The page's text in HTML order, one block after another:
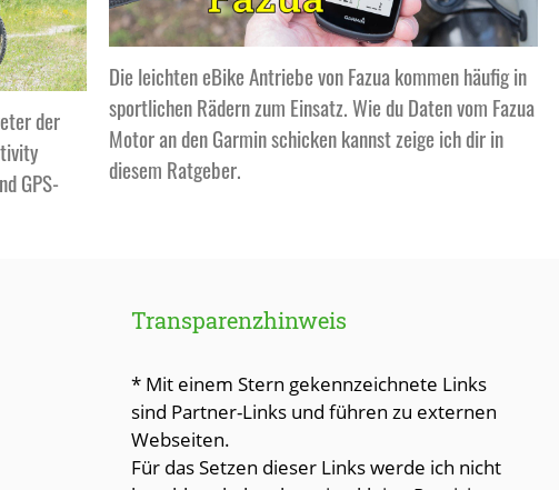
der
GPS-
Die leichten eBike Antriebe von Fazua kommen häufig in
sportlichen Rädern zum Einsatz. Wie du Daten vom Fazua
Motor an den Garmin schicken kannst zeige ich dir in
diesem Ratgeber.
Transparenzhinweis
* Mit einem Stern gekennzeichnete Links
sind Partner-Links und führen zu externen
Webseiten.
Für das Setzen dieser Links werde ich nicht